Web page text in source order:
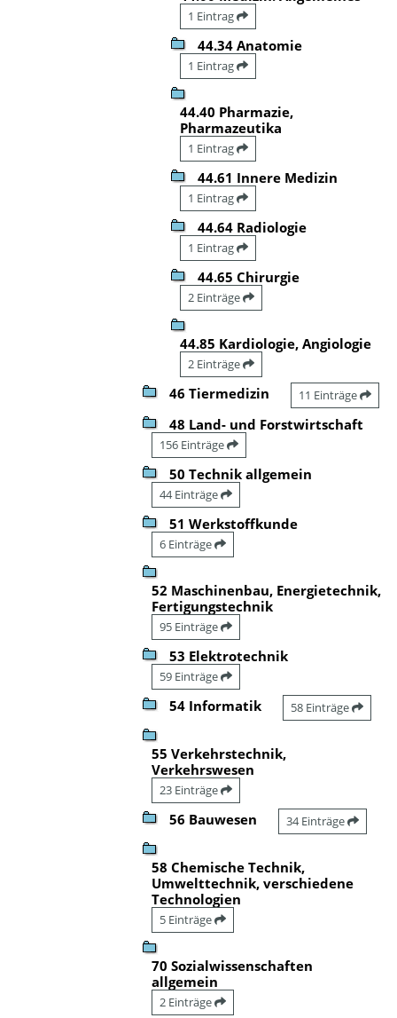
1 Eintrag
44.34 Anatomie
1 Eintrag
44.40 Pharmazie,
Pharmazeutika
1 Eintrag
44.61 Innere Medizin
1 Eintrag
44.64 Radiologie
1 Eintrag
44.65 Chirurgie
2 Einträge
44.85 Kardiologie, Angiologie
2 Einträge
46 Tiermedizin 11 Einträge
48 Land- und Forstwirtschaft
156 Einträge
50 Technik allgemein
44 Einträge
51 Werkstoffkunde
6 Einträge
52 Maschinenbau, Energietechnik,
Fertigungstechnik
95 Einträge
53 Elektrotechnik
59 Einträge
54 Informatik 58 Einträge
55 Verkehrstechnik,
Verkehrswesen
23 Einträge
56 Bauwesen 34 Einträge
58 Chemische Technik,
Umwelttechnik, verschiedene
Technologien
5 Einträge
70 Sozialwissenschaften
allgemein
2 Einträge